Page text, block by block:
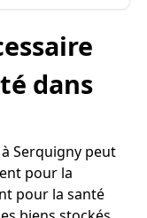
dans
Serquigny peut
pour la
pour la santé